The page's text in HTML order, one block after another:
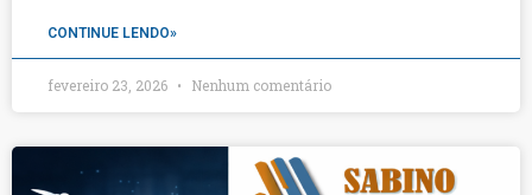
CONTINUE LENDO»
fevereiro 23, 2026 Nenhum comentário